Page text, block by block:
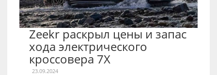
Zeekr раскрыл цены и запас
хода электрического
кроссовера 7X
23.09.2024